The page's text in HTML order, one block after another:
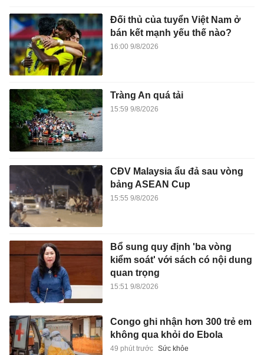
Đối thủ của tuyển Việt Nam ở
bán kết mạnh yếu thế nào?
16:00 9/8/2026
Tràng An quá tải
15:59 9/8/2026
CĐV Malaysia ẩu đả sau vòng
bảng ASEAN Cup
15:55 9/8/2026
Bổ sung quy định 'ba vòng
kiểm soát' với sách có nội dung
quan trọng
15:51 9/8/2026
Congo ghi nhận hơn 300 trẻ em
không qua khỏi do Ebola
49 phút trước Sức khỏe